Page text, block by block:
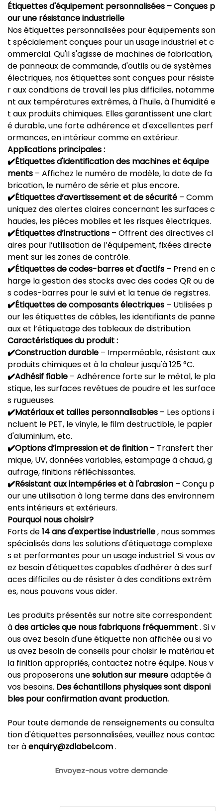
Étiquettes d'équipement personnalisées – Conçues p
our une résistance industrielle
Nos étiquettes personnalisées pour équipements son
t spécialement conçues pour un usage industriel et c
ommercial. Qu'il s'agisse de machines de fabrication,
de panneaux de commande, d'outils ou de systèmes
électriques, nos étiquettes sont conçues pour résiste
r aux conditions de travail les plus difficiles, notamme
nt aux températures extrêmes, à l'huile, à l'humidité e
t aux produits chimiques. Elles garantissent une clart
é durable, une forte adhérence et d'excellentes perf
ormances, en intérieur comme en extérieur.
Applications principales :
✔️Étiquettes d'identification des machines et équipe
ments – Affichez le numéro de modèle, la date de fa
brication, le numéro de série et plus encore.
✔️Étiquettes d’avertissement et de sécurité – Comm
uniquez des alertes claires concernant les surfaces c
haudes, les pièces mobiles et les risques électriques.
✔️Étiquettes d’instructions – Offrent des directives cl
aires pour l’utilisation de l’équipement, fixées directe
ment sur les zones de contrôle.
✔️Étiquettes de codes-barres et d'actifs – Prend en c
harge la gestion des stocks avec des codes QR ou de
s codes-barres pour le suivi et la tenue de registres.
✔️Étiquettes de composants électriques – Utilisées p
our les étiquettes de câbles, les identifiants de panne
aux et l’étiquetage des tableaux de distribution.
Caractéristiques du produit :
✔️Construction durable – Imperméable, résistant aux
produits chimiques et à la chaleur jusqu'à 125 °C.
✔️Adhésif fiable – Adhérence forte sur le métal, le pla
stique, les surfaces revêtues de poudre et les surface
s rugueuses.
✔️Matériaux et tailles personnalisables – Les options i
ncluent le PET, le vinyle, le film destructible, le papier
d'aluminium, etc.
✔️Options d’impression et de finition – Transfert ther
mique, UV, données variables, estampage à chaud, g
aufrage, finitions réfléchissantes.
✔️Résistant aux intempéries et à l'abrasion – Conçu p
our une utilisation à long terme dans des environnem
ents intérieurs et extérieurs.
Pourquoi nous choisir?
Forts de14 ans d'expertise industrielle, nous sommes
spécialisés dans les solutions d'étiquetage complexe
s et performantes pour un usage industriel. Si vous av
ez besoin d'étiquettes capables d'adhérer à des surf
aces difficiles ou de résister à des conditions extrêm
es, nous pouvons vous aider.
Les produits présentés sur notre site correspondent
àdes articles que nous fabriquons fréquemment. Si v
ous avez besoin d'une étiquette non affichée ou si vo
us avez besoin de conseils pour choisir le matériau et
la finition appropriés, contactez notre équipe. Nous v
ous proposerons unesolution sur mesureadaptée à
vos besoins. Des échantillons physiques sont disponi
bles pour confirmation avant production.
Pour toute demande de renseignements ou consulta
tion d'étiquettes personnalisées, veuillez nous contac
ter àenquiry@zdlabel.com.
Envoyez-nous votre demande